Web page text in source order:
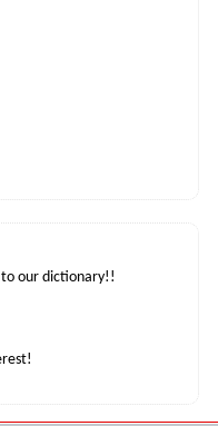
to our dictionary!!